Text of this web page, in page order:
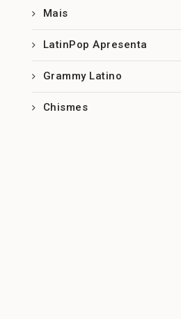
Mais
LatinPop Apresenta
Grammy Latino
Chismes